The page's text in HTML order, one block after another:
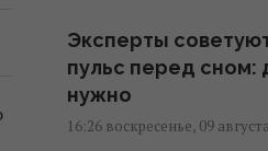
Эксперты
пульс перед сном:
нужно
16:26 воскресенье, 09